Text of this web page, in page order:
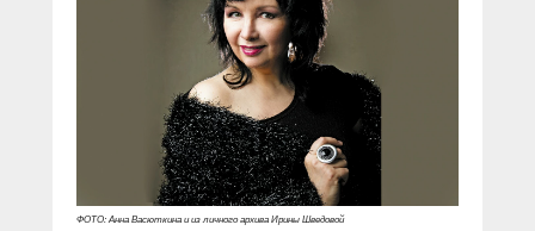
Социальные ролики
Документальные фильмы
Прямой разговор
Специальный репортаж
КиберПОСТОВОЙ
Газета «Щит и меч»
Журнал «Полиция России»
О ПОРТАЛЕ
ФОТО: Анна Васюткина и из личного архива Ирины Шведовой